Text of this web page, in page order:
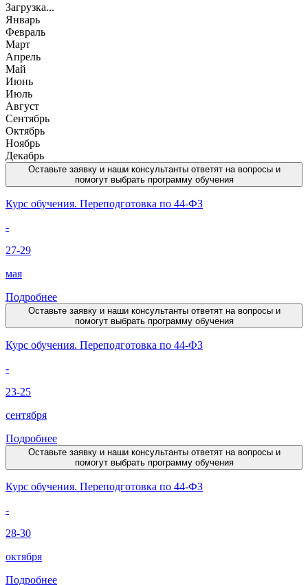
Загрузка...
Январь
Февраль
Март
Апрель
Май
Июнь
Июль
Август
Сентябрь
Октябрь
Ноябрь
Декабрь
Оставьте заявку и наши консультанты ответят на вопросы и
помогут выбрать программу обучения
Курс обучения. Переподготовка по 44-ФЗ
-
27-29
мая
Подробнее
Оставьте заявку и наши консультанты ответят на вопросы и
помогут выбрать программу обучения
Курс обучения. Переподготовка по 44-ФЗ
-
23-25
сентября
Подробнее
Оставьте заявку и наши консультанты ответят на вопросы и
помогут выбрать программу обучения
Курс обучения. Переподготовка по 44-ФЗ
-
28-30
октября
Подробнее